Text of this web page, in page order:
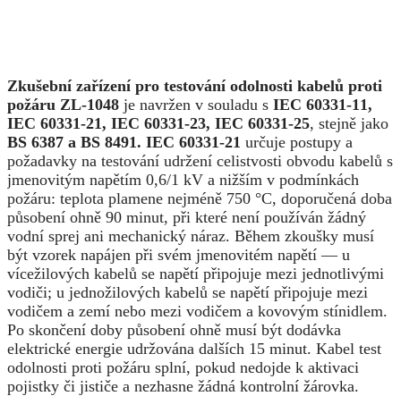
Zkušební zařízení pro testování odolnosti kabelů proti
požáru ZL-1048 je navržen v souladu s IEC 60331-11,
IEC 60331-21, IEC 60331-23, IEC 60331-25, stejně jako
BS 6387 a BS 8491. IEC 60331-21 určuje postupy a
požadavky na testování udržení celistvosti obvodu kabelů s
jmenovitým napětím 0,6/1 kV a nižším v podmínkách
požáru: teplota plamene nejméně 750 °C, doporučená doba
působení ohně 90 minut, při které není používán žádný
vodní sprej ani mechanický náraz. Během zkoušky musí
být vzorek napájen při svém jmenovitém napětí — u
vícežilových kabelů se napětí připojuje mezi jednotlivými
vodiči; u jednožilových kabelů se napětí připojuje mezi
vodičem a zemí nebo mezi vodičem a kovovým stínidlem.
Po skončení doby působení ohně musí být dodávka
elektrické energie udržována dalších 15 minut. Kabel test
odolnosti proti požáru splní, pokud nedojde k aktivaci
pojistky či jističe a nezhasne žádná kontrolní žárovka.